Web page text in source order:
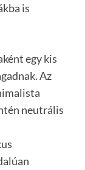
is
egy kis
Az
neutrális